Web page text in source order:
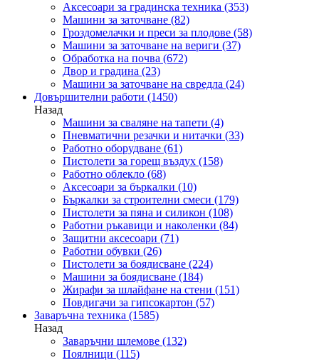
Аксесоари за градинска техника (353)
Машини за заточване (82)
Гроздомелачки и преси за плодове (58)
Машини за заточване на вериги (37)
Обработка на почва (672)
Двор и градина (23)
Машини за заточване на свредла (24)
Довършителни работи (1450)
Назад
Машини за сваляне на тапети (4)
Пневматични резачки и нитачки (33)
Работно оборудване (61)
Пистолети за горещ въздух (158)
Работно облекло (68)
Аксесоари за бъркалки (10)
Бъркалки за строителни смеси (179)
Пистолети за пяна и силикон (108)
Работни ръкавици и наколенки (84)
Защитни аксесоари (71)
Работни обувки (26)
Пистолети за боядисване (224)
Машини за боядисване (184)
Жирафи за шлайфане на стени (151)
Повдигачи за гипсокартон (57)
Заваръчна техника (1585)
Назад
Заваръчни шлемове (132)
Поялници (115)